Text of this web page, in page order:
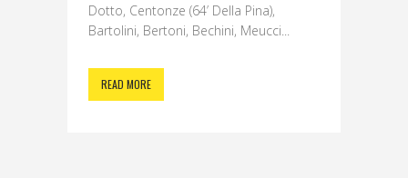
Dotto, Centonze (64’ Della Pina),
Bartolini, Bertoni, Bechini, Meucci...
READ MORE